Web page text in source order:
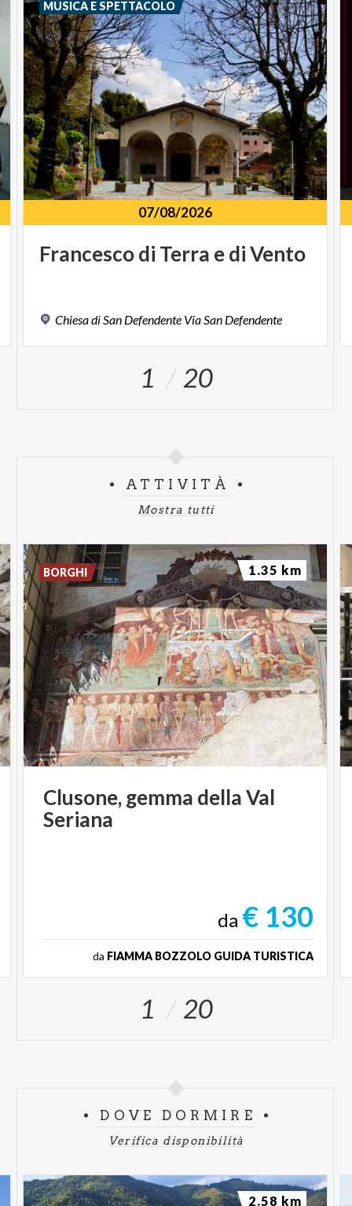
07/08/2026
Francescodi Terra ediVento
ChiesadiSan Defendente ViaSan Defendente
MUSICA E SPETTACOLO
1 20
ATTIVITÀ
Mostra tutti
Clusone,gemma dellaVal
Seriana
da € 130
da FIAMMA BOZZOLO GUIDA TURISTICA
BORGHI 1.35 km
1 20
DOVE DORMIRE
Verifica disponibilità
2.58 km